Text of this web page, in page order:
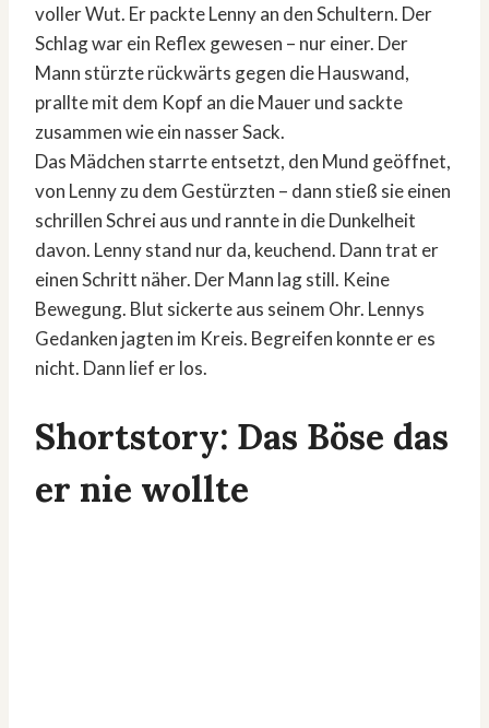
voller Wut. Er packte Lenny an den Schultern. Der
Schlag war ein Reflex gewesen – nur einer. Der
Mann stürzte rückwärts gegen die Hauswand,
prallte mit dem Kopf an die Mauer und sackte
zusammen wie ein nasser Sack.
Das Mädchen starrte entsetzt, den Mund geöffnet,
von Lenny zu dem Gestürzten – dann stieß sie einen
schrillen Schrei aus und rannte in die Dunkelheit
davon. Lenny stand nur da, keuchend. Dann trat er
einen Schritt näher. Der Mann lag still. Keine
Bewegung. Blut sickerte aus seinem Ohr. Lennys
Gedanken jagten im Kreis. Begreifen konnte er es
nicht. Dann lief er los.
Shortstory: Das Böse das
er nie wollte